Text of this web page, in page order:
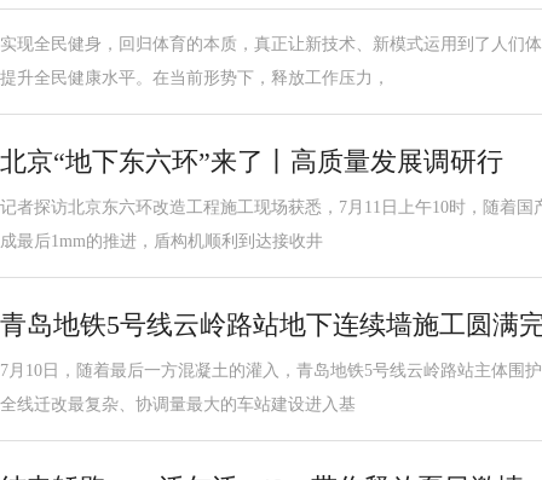
实现全民健身，回归体育的本质，真正让新技术、新模式运用到了人们
提升全民健康水平。在当前形势下，释放工作压力，
北京“地下东六环”来了丨高质量发展调研行
记者探访北京东六环改造工程施工现场获悉，7月11日上午10时，随着国
成最后1mm的推进，盾构机顺利到达接收井
青岛地铁5号线云岭路站地下连续墙施工圆满
7月10日，随着最后一方混凝土的灌入，青岛地铁5号线云岭路站主体围
全线迁改最复杂、协调量最大的车站建设进入基